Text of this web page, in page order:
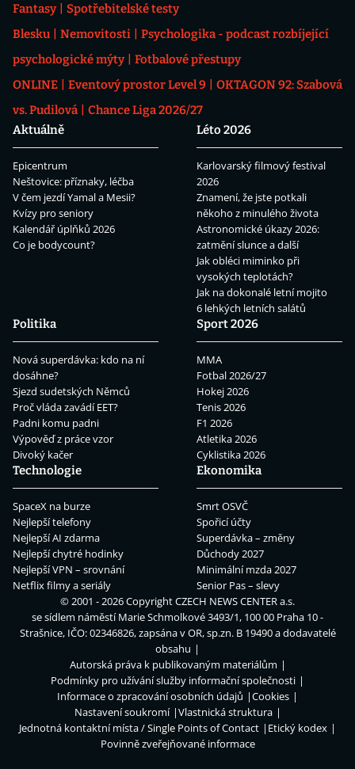
Fantasy
Spotřebitelské testy
Blesku
Nemovitosti
Psychologika - podcast rozbíjející
psychologické mýty
Fotbalové přestupy
ONLINE
Eventový prostor Level 9
OKTAGON 92: Szabová
vs. Pudilová
Chance Liga 2026/27
Aktuálně
Epicentrum
Neštovice: příznaky, léčba
V čem jezdí Yamal a Mesii?
Kvízy pro seniory
Kalendář úplňků 2026
Co je bodycount?
Léto 2026
Karlovarský filmový festival
2026
Znamení, že jste potkali
někoho z minulého života
Astronomické úkazy 2026:
zatmění slunce a další
Jak obléci miminko při
vysokých teplotách?
Jak na dokonalé letní mojito
6 lehkých letních salátů
Politika
Nová superdávka: kdo na ní
dosáhne?
Sjezd sudetských Němců
Proč vláda zavádí EET?
Padni komu padni
Výpověď z práce vzor
Divoký kačer
Sport 2026
MMA
Fotbal 2026/27
Hokej 2026
Tenis 2026
F1 2026
Atletika 2026
Cyklistika 2026
Technologie
SpaceX na burze
Nejlepší telefony
Nejlepší AI zdarma
Nejlepší chytré hodinky
Nejlepší VPN – srovnání
Netflix filmy a seriály
Ekonomika
Smrt OSVČ
Spořicí účty
Superdávka – změny
Důchody 2027
Minimální mzda 2027
Senior Pas – slevy
© 2001 - 2026 CopyrightCZECH NEWS CENTER a.s.
se sídlem náměstí Marie Schmolkové 3493/1, 100 00 Praha 10 -
Strašnice, IČO: 02346826, zapsána v OR, sp.zn. B 19490 a dodavatelé
obsahu
Autorská práva k publikovaným materiálům
Podmínky pro užívání služby informační společnosti
Informace o zpracování osobních údajů
Cookies
Nastavení soukromí
Vlastnická struktura
Jednotná kontaktní místa / Single Points of Contact
Etický kodex
Povinně zveřejňované informace